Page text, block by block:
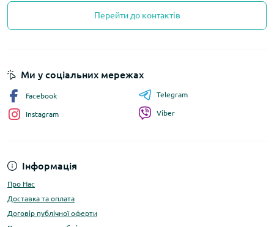
Перейти до контактів
Інформація
Про Нас
Доставка та оплата
Договір публічної оферти
Ми у соціальних мережах
Facebook
Instagram
Telegram
Viber